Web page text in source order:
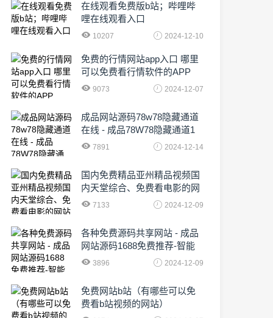
在线观看免费版b站；哔哩哔
哩在线观看入口
10207 2024-12-10
免费的行情网站app入口 哪里
可以免费看行情软件的APP
9073 2024-12-07
成品网站源码78w78隐藏通道
在线 - 成品78W78隐藏通道1
农业数字化,为乡村振兴注入新
7891 2024-12-14
国内免费精品亚州精品视频国
内天堂综合、免费看电影的网
站有哪些啊
7133 2024-12-09
各种免费源码共享网站 - 成品
网站源码1688免费推荐-智能
化时代的挑战与机遇!
3896 2024-12-09
免费网站b站（有哪些可以免
费看b站视频的网站）